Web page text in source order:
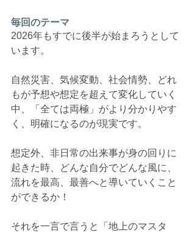
毎回のテーマ
2026年もすでに後半が始まろうとして
います。
自然災害、気候変動、社会情勢、どれ
もが予想や想定を超えて変化していく
中、「全ては両極」がより分かりやす
く、明確になるのが現実です。
想定外、非日常の出来事が身の回りに
起きた時、どんな自分でどんな風に、
流れを最高、最善へと導いていくこと
ができるか！
それを一言で言うと「地上のマスタ